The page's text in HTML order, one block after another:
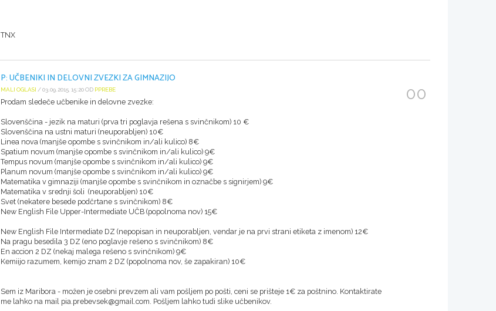
TNX
P: UČBENIKI IN DELOVNI ZVEZKI ZA GIMNAZIJO
MALI OGLASI / 03.09.2015, 15:20 OD PPREBE
Prodam sledeče učbenike in delovne zvezke:
Slovenščina - jezik na maturi (prva tri poglavja rešena s svinčnikom) 10 €
Slovenščina na ustni maturi (neuporabljen) 10€
Linea nova (manjše opombe s svinčnikom in/ali kulico) 8€
Spatium novum (manjše opombe s svinčnikom in/ali kulico) 9€
Tempus novum (manjše opombe s svinčnikom in/ali kulico) 9€
Planum novum (manjše opombe s svinčnikom in/ali kulico) 9€
Matematika v gimnaziji (manjše opombe s svinčnikom in označbe s signirjem) 9€
Matematika v srednji šoli (neuporabljen) 10€
Svet (nekatere besede podčrtane s svinčnikom) 8€
New English File Upper-Intermediate UČB (popolnoma nov) 15€
New English File Intermediate DZ (nepopisan in neuporabljen, vendar je na prvi strani etiketa z imenom) 12€
Na pragu besedila 3 DZ (eno poglavje rešeno s svinčnikom) 8€
En accion 2 DZ (nekaj malega rešeno s svinčnikom) 9€
Kemiijo razumem, kemijo znam 2 DZ (popolnoma nov, še zapakiran) 10€
Sem iz Maribora - možen je osebni prevzem ali vam pošljem po pošti, ceni se prišteje 1€ za poštnino. Kontaktirate
me lahko na mail pia.prebevsek@gmail.com. Pošljem lahko tudi slike učbenikov.
00